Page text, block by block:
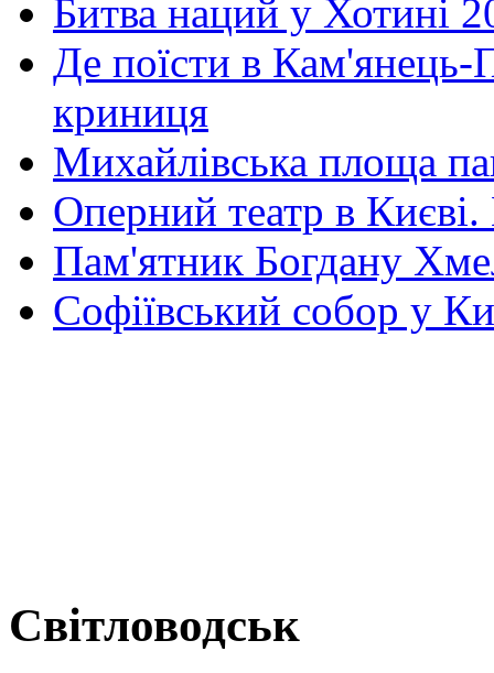
Битва наций у Хотині
Де поїсти в Кам'янець-
криниця
Михайлівська площа
Оперний театр в
Пам'ятник Богдану
Софіївський собор у
Світловодськ